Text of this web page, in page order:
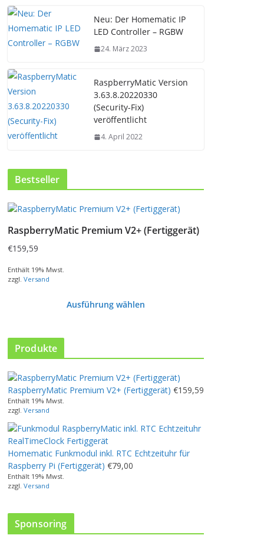
Neu: Der Homematic IP
LED Controller – RGBW
24. März 2023
RaspberryMatic Version
3.63.8.20220330
(Security-Fix)
veröffentlicht
4. April 2022
Bestseller
RaspberryMatic Premium V2+ (Fertiggerät)
€159,59
Enthält 19% Mwst.
zzgl. Versand
Ausführung wählen
s
e
s
P
r
o
d
u
k
t
w
t
Produkte
RaspberryMatic Premium V2+ (Fertiggerät) €159,59
Enthält 19% Mwst.
zzgl. Versand
Homematic Funkmodul inkl. RTC Echtzeituhr für
Raspberry Pi (Fertiggerät) €79,00
Enthält 19% Mwst.
zzgl. Versand
Sponsoring